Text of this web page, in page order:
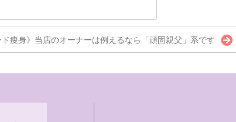
ド痩身》当店のオーナーは例えるなら「頑固親父」系です